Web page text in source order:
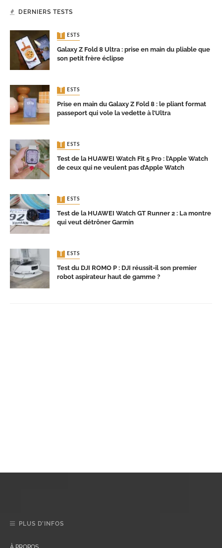
DERNIERS TESTS
TESTS
Galaxy Z Fold 8 Ultra : prise en main du pliable que
son petit frère éclipse
TESTS
Prise en main du Galaxy Z Fold 8 : le pliant format
passeport qui vole la vedette à l’Ultra
TESTS
Test de la HUAWEI Watch Fit 5 Pro : l’Apple Watch
de ceux qui ne veulent pas d’Apple Watch
TESTS
Test de la HUAWEI Watch GT Runner 2 : La montre
qui veut détrôner Garmin
TESTS
Test du DJI ROMO P : DJI réussit-il son premier
robot aspirateur haut de gamme ?
PLUS D’INFOS